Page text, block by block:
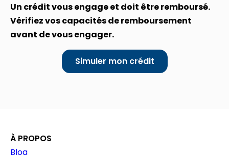
Un crédit vous engage et doit être remboursé.
Vérifiez vos capacités de remboursement
avant de vous engager.
Simuler mon crédit
À PROPOS
Blog